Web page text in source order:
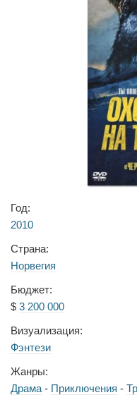
Год:
2010
Страна:
Норвегия
Бюджет:
$ 3 200 000
Визуализация:
Фэнтези
Жанры:
Драма - Приключения -